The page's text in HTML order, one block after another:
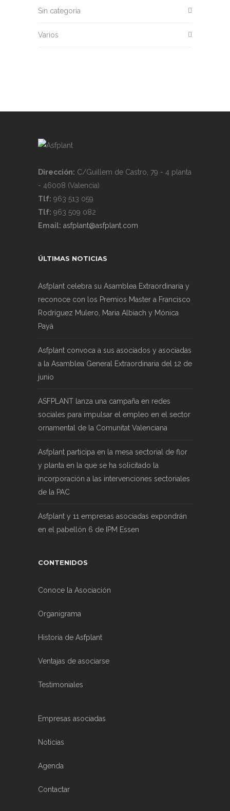
Sin categoría
Varios
Dirección: C/Guillem de Castro, 79 - 4 planta
- 46008 (Valencia)
Tlf: 963 513 059
Tlf: 963 509 082
Email: asfplant@asfplant.com
ÚLTIMAS NOTICIAS
Asfplant celebra su Asamblea Extraordinaria y
reconoce con los Premios Master a Francisco
Rodríguez Mulero, Maria Albiach y Mónica
Payà
Asfplant convoca a sus asociados y asociadas
a la Asamblea General Extraordinaria del 12 de
junio
ASFPLANT lanza una campaña en redes
sociales para impulsar el empleo en el sector
ornamental de la Comunitat Valenciana
Asfplant participa en la mesa sectorial de flor
y planta en la que se ha solicitado la
incorporación a las intervenciones sectoriales
de la PAC
Asfplant y 11 empresas asociadas expondrán
en el pabellón 6 de IPM Essen
CONTENIDOS
Conoce la Asociación
Organigrama
Historia de Asfplant
Ventajas de asociarse
Testimoniales
Empresas asociadas
Noticias
Agenda
Contactar